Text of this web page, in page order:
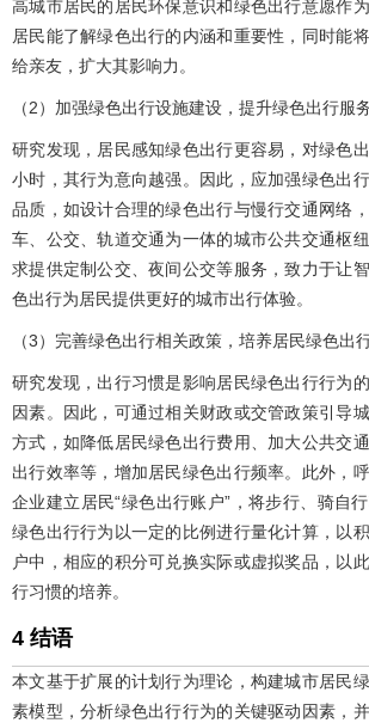
高城市居民的居民环保意识和绿色出行意愿作
居民能了解绿色出行的内涵和重要性，同时能
给亲友，扩大其影响力。
（2）加强绿色出行设施建设，提升绿色出行服
研究发现，居民感知绿色出行更容易，对绿色
小时，其行为意向越强。因此，应加强绿色出
品质，如设计合理的绿色出行与慢行交通网络
车、公交、轨道交通为一体的城市公共交通枢
求提供定制公交、夜间公交等服务，致力于让
色出行为居民提供更好的城市出行体验。
（3）完善绿色出行相关政策，培养居民绿色出
研究发现，出行习惯是影响居民绿色出行行为
因素。因此，可通过相关财政或交管政策引导
方式，如降低居民绿色出行费用、加大公共交
出行效率等，增加居民绿色出行频率。此外，
企业建立居民“绿色出行账户”，将步行、骑自
绿色出行行为以一定的比例进行量化计算，以
户中，相应的积分可兑换实际或虚拟奖品，以
行习惯的培养。
4 结语
本文基于扩展的计划行为理论，构建城市居民
素模型，分析绿色出行行为的关键驱动因素，